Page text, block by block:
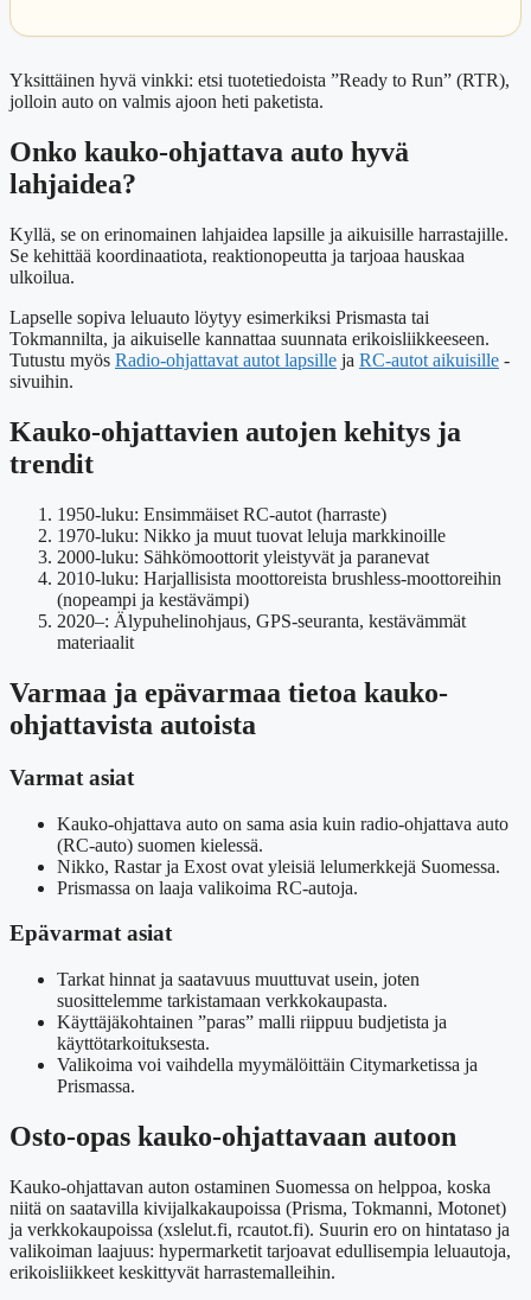
Yksittäinen hyvä vinkki: etsi tuotetiedoista ”Ready to Run” (RTR),
jolloin auto on valmis ajoon heti paketista.
Onko kauko-ohjattava auto hyvä
lahjaidea?
Kyllä, se on erinomainen lahjaidea lapsille ja aikuisille harrastajille.
Se kehittää koordinaatiota, reaktionopeutta ja tarjoaa hauskaa
ulkoilua.
Lapselle sopiva leluauto löytyy esimerkiksi Prismasta tai
Tokmannilta, ja aikuiselle kannattaa suunnata erikoisliikkeeseen.
Tutustu myös Radio-ohjattavat autot lapsille ja RC-autot aikuisille -
sivuihin.
Kauko-ohjattavien autojen kehitys ja
trendit
1950-luku: Ensimmäiset RC-autot (harraste)
1970-luku: Nikko ja muut tuovat leluja markkinoille
2000-luku: Sähkömoottorit yleistyvät ja paranevat
2010-luku: Harjallisista moottoreista brushless-moottoreihin
(nopeampi ja kestävämpi)
2020–: Älypuhelinohjaus, GPS-seuranta, kestävämmät
materiaalit
Varmaa ja epävarmaa tietoa kauko-
ohjattavista autoista
Varmat asiat
Kauko-ohjattava auto on sama asia kuin radio-ohjattava auto
(RC-auto) suomen kielessä.
Nikko, Rastar ja Exost ovat yleisiä lelumerkkejä Suomessa.
Prismassa on laaja valikoima RC-autoja.
Epävarmat asiat
Tarkat hinnat ja saatavuus muuttuvat usein, joten
suosittelemme tarkistamaan verkkokaupasta.
Käyttäjäkohtainen ”paras” malli riippuu budjetista ja
käyttötarkoituksesta.
Valikoima voi vaihdella myymälöittäin Citymarketissa ja
Prismassa.
Osto-opas kauko-ohjattavaan autoon
Kauko-ohjattavan auton ostaminen Suomessa on helppoa, koska
niitä on saatavilla kivijalkakaupoissa (Prisma, Tokmanni, Motonet)
ja verkkokaupoissa (xslelut.fi, rcautot.fi). Suurin ero on hintataso ja
valikoiman laajuus: hypermarketit tarjoavat edullisempia leluautoja,
erikoisliikkeet keskittyvät harrastemalleihin.